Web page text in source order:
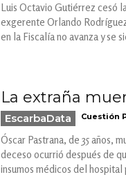
Luis Octavio Gutiérrez cesó
exgerente Orlando
en la Fiscalía no avanza y se
La extraña
EscarbaData Cuestión
Óscar Pastrana, de 35 años,
deceso ocurrió después de
insumos médicos del